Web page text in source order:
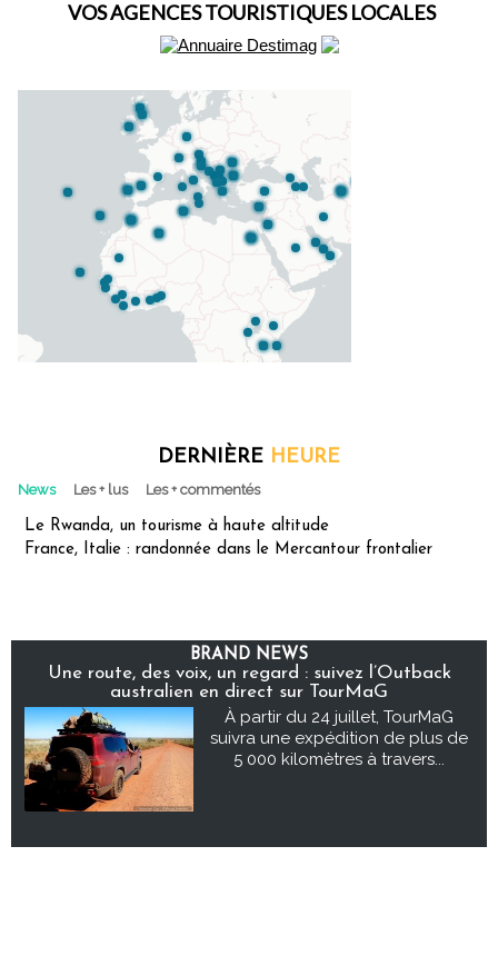
VOS AGENCES TOURISTIQUES LOCALES
DERNIÈRE HEURE
News Les + lus Les + commentés
Le Rwanda, un tourisme à haute altitude
France, Italie : randonnée dans le Mercantour frontalier
BRAND NEWS
Une route, des voix, un regard : suivez l’Outback
australien en direct sur TourMaG
À partir du 24 juillet, TourMaG
suivra une expédition de plus de
5 000 kilomètres à travers...